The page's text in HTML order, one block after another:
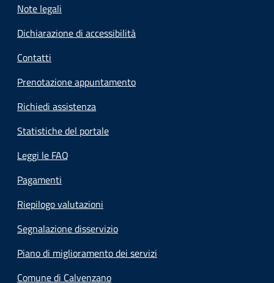
Note legali
Dichiarazione di accessibilità
Contatti
Prenotazione appuntamento
Richiedi assistenza
Statistiche del portale
Leggi le FAQ
Pagamenti
Riepilogo valutazioni
Segnalazione disservizio
Piano di miglioramento dei servizi
Comune di Calvenzano